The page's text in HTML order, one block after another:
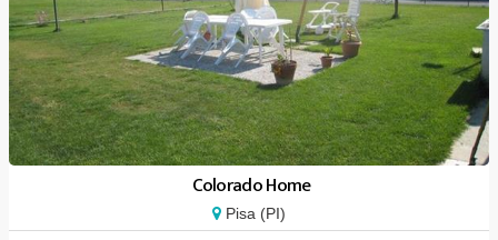
Colorado Home
Pisa (PI)